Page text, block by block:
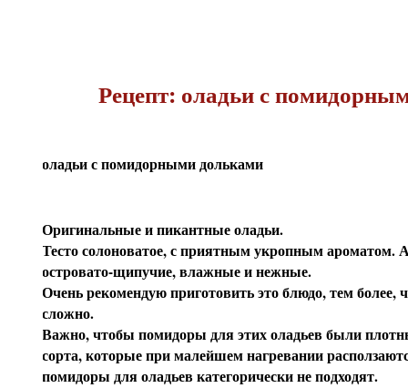
Рецепт: оладьи с
оладьи с помидорными дольками
Оригинальные и пикантные оладьи.
Тесто солоноватое, с приятным укропным ароматом.
островато-щипучие, влажные и нежные.
Очень рекомендую приготовить это блюдо, тем более,
сложно.
Важно, чтобы помидоры для этих оладьев были
сорта, которые при малейшем нагревании
помидоры для оладьев категорически не подходят.